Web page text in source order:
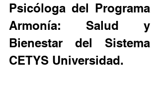
Psicóloga del Programa
Armonía: Salud y
Bienestar del Sistema
CETYS Universidad.